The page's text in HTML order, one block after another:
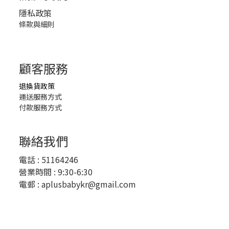
隱私政策
條款與細則
顧客服務
退換貨政策
運送服務方式
付款服務方式
聯絡我們
電話 : 51164246
營業時間 : 9:30-6:30
電郵 : aplusbabykr@gmail.com